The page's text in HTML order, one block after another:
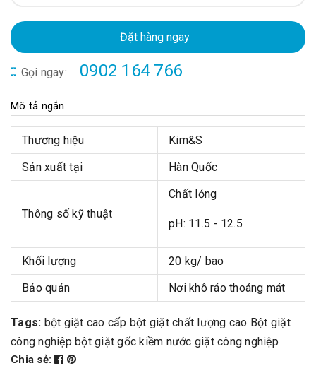
Đặt hàng ngay
Gọi ngay: 0902 164 766
Mô tả ngắn
Thương hiệu
Kim&S
Sản xuất tại
Hàn Quốc
Thông số kỹ thuật
Chất lỏng
pH: 11.5 - 12.5
Khối lượng
20 kg/ bao
Bảo quản
Nơi khô ráo thoáng mát
Tags: bột giặt cao cấp bột giặt chất lượng cao Bột giặt
công nghiệp bột giặt gốc kiềm nước giặt công nghiệp
Chia sẻ: